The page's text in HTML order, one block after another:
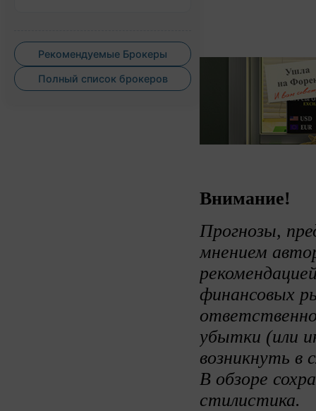
Рекомендуемые Брокеры
Полный список брокеров
Внимание!
Прогнозы,
мнением
финансовых
убытки (или
возникнуть в
В обзоре
стилистика.